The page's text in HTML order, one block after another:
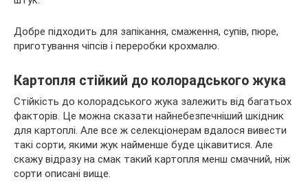
Добре підходить для запікання, смаження, супів, пюре,
приготування чіпсів і переробки крохмалю.
Картопля стійкий до колорадського жука
Стійкість до колорадського жука залежить від багатьох
факторів. Це можна сказати найнебезпечніший шкідник
для картоплі. Але все ж селекціонерам вдалося вивести
такі сорти, якими жук найменше буде цікавитися. Але
скажу відразу на смак такий картопля менш смачний, ніж
сорти описані вище.